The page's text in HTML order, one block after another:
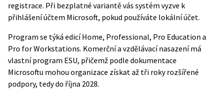
registrace. Při bezplatné variantě vás systém vyzve k
přihlášení účtem Microsoft, pokud používáte lokální účet.
Program se týká edicí Home, Professional, Pro Education a
Pro for Workstations. Komerční a vzdělávací nasazení má
vlastní program ESU, přičemž podle dokumentace
Microsoftu mohou organizace získat až tři roky rozšířené
podpory, tedy do října 2028.